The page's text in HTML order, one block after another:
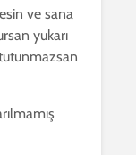
ve sana
yukarı
tutunmazsan